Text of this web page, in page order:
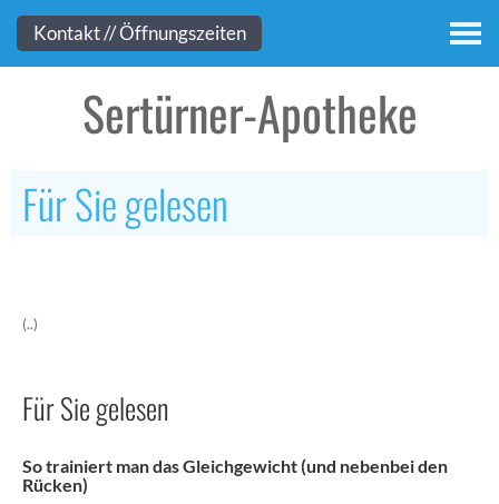
Kontakt
Sertürner-Apotheke
Für Sie gelesen
(..)
Für Sie gelesen
So trainiert man das Gleichgewicht (und nebenbei den
Rücken)
Kontakt // Öffnungszeiten